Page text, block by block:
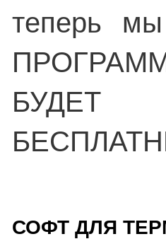
теперь
СОФТ ДЛЯ